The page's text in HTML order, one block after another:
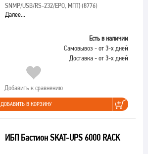
SNMP/USB/RS-232/EPO, МПТ} (8776)
Далее...
Есть в наличии
Самовывоз - от 3-х дней
Доставка - от 3-х дней
Добавить к сравнению
ДОБАВИТЬ В КОРЗИНУ
ИБП Бастион SKAT-UPS 6000 RACK